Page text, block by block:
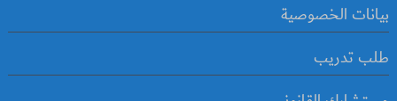
بيانات الخصوصية
طلب تدريب